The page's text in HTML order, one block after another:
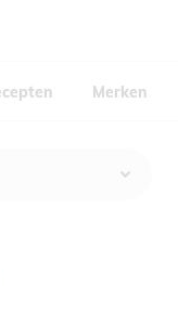
Merken